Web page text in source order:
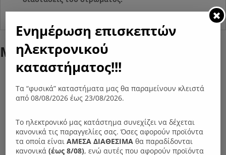
Μπορεί επίσης να σας αρέσει…
Ενημέρωση επισκεπτών
ηλεκτρονικού
καταστήματος!!!
Τα “φυσικά” καταστήματα μας θα παραμείνουν κλειστά
από 08/08/2026 έως 23/08/2026.
Το ηλεκτρονικό μας κατάστημα συνεχίζει να δέχεται
κανονικά τις παραγγελίες σας. Όσες αφορούν προϊόντα
τα οποία είναιΑΜΕΣΑ ΔΙΑΘΕΣΙΜΑ θα παραδίδονται
κανονικά(έως 8/08), ενώ αυτές που αφορούν προϊόντα